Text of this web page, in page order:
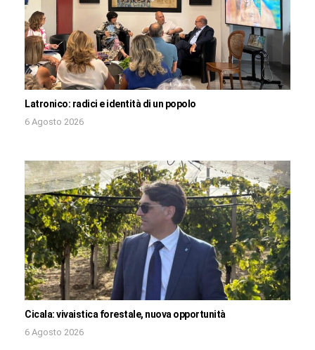
Latronico: radici e identità di un popolo
6 Agosto 2026
Cicala: vivaistica forestale, nuova opportunità
6 Agosto 2026